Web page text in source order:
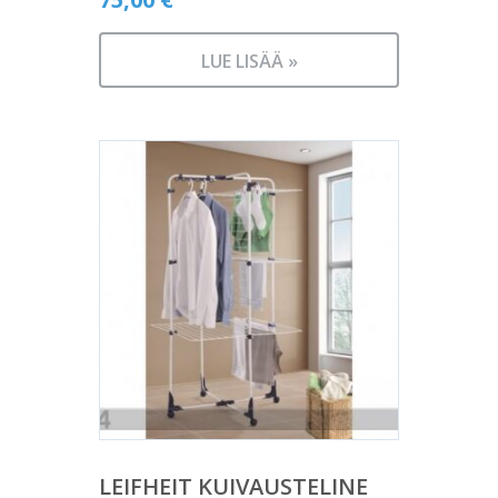
LUE LISÄÄ »
LEIFHEIT KUIVAUSTELINE